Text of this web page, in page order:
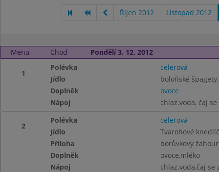
Říjen 2012 Listopad 2012
Menu Chod Pondělí 3. 12. 2012
1
Polévka
celerová
Jídlo
boloňské
Doplněk
ovoce
Nápoj
chlaz.voda, čaj
2
Polévka
celerová
Jídlo
Tvarohové
Příloha
borůvkový žahour
Doplněk
ovoce,mléko
Nápoj
chlaz.voda,čaj se